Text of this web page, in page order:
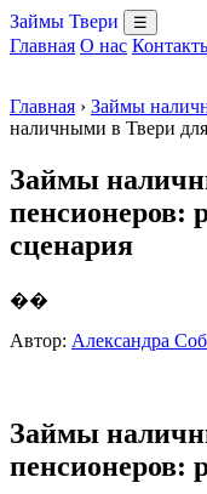
Займы Твери ☰
Главная О нас
Главная › Займы
наличными в Твери
Займы
пенсионеров:
сценария
��
Автор: Александра
Займы
пенсионеров: